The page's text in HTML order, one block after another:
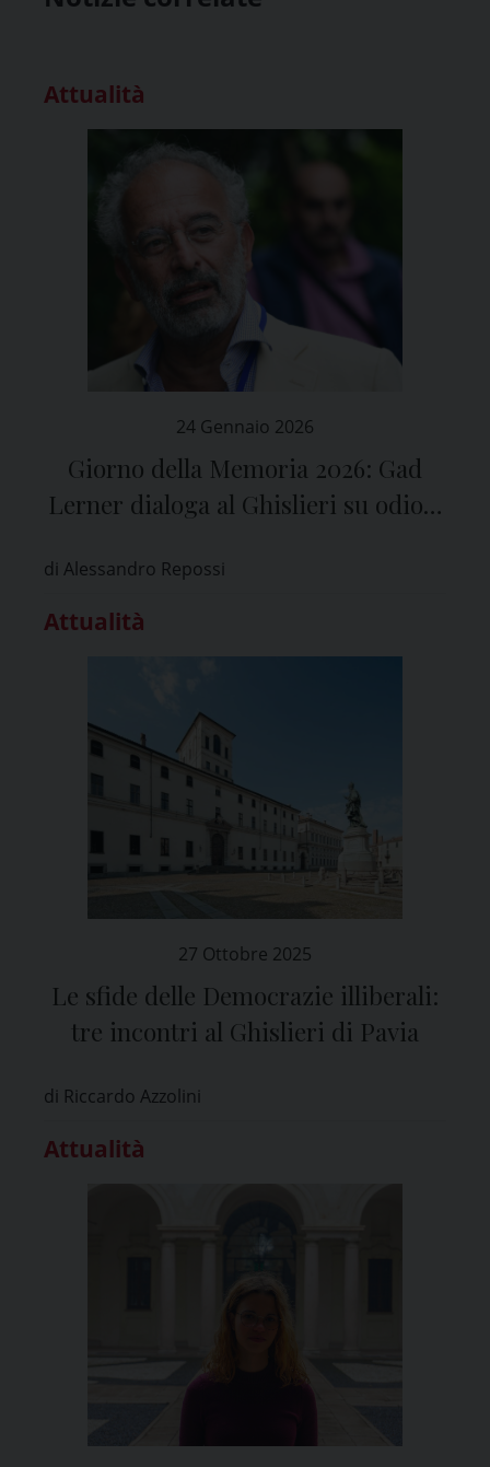
Attualità
24 Gennaio 2026
Giorno della Memoria 2026: Gad
Lerner dialoga al Ghislieri su odio e
di Alessandro Repossi
Attualità
27 Ottobre 2025
Le sfide delle Democrazie illiberali:
tre incontri al Ghislieri di Pavia
di Riccardo Azzolini
Attualità